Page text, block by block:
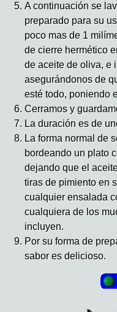
A continuación se
preparado para su
poco mas de 1
de cierre hermético
de aceite de oliva, e
asegurándonos de
esté todo, poniendo
Cerramos y
La duración es de
La forma normal de
bordeando un plato
dejando que el
tiras de pimiento en
cualquier ensalada
cualquiera de los
incluyen.
Por su forma de
sabor es delicioso.